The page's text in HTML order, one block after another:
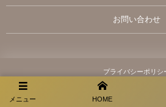
メニュー HOME
お問い合わせ
プライバシーポリシ